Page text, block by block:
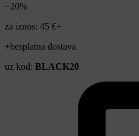
−20%
za iznos: 45 €+
+besplatna dostava
uz kod: BLACK20